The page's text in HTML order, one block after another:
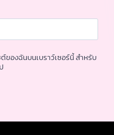
ของฉันบนเบราว์เซอร์นี้ สำหรับ